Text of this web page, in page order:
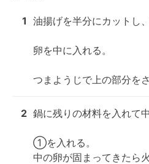
1 油揚げを半分にカットし
卵を中に入れる。
つまようじで上の部分をさ
2 鍋に残りの材料を入れて
①を入れる。
中の卵が固まってきたら